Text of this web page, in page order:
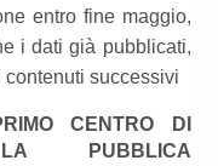
entro fine maggio,
i dati già pubblicati,
successivi
CENTRO DI
PUBBLICA